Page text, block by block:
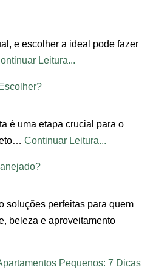
e escolher a ideal pode fazer
Leitura...
é uma etapa crucial para o
Continuar Leitura...
soluções perfeitas para quem
beleza e aproveitamento
Pequenos: 7 Dicas